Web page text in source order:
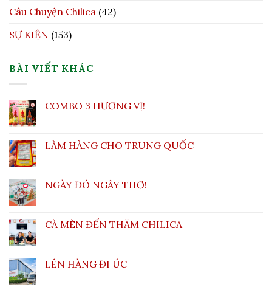
Câu Chuyện Chilica (42)
SỰ KIỆN (153)
BÀI VIẾT KHÁC
COMBO 3 HƯƠNG VỊ!
LÀM HÀNG CHO TRUNG QUỐC
NGÀY ĐÓ NGÂY THƠ!
CÀ MÈN ĐẾN THĂM CHILICA
LÊN HÀNG ĐI ÚC